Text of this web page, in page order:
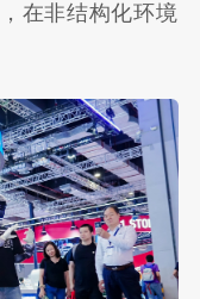
在非结构化环境